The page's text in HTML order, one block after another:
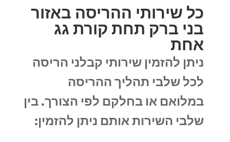
כל שירותי ההריסה באזור
בני ברק תחת קורת גג
אחת
ניתן להזמין שירותי קבלני הריסה
לכל שלבי תהליך ההריסה
במלואם או בחלקם לפי הצורך. בין
שלבי השירות אותם ניתן להזמין: